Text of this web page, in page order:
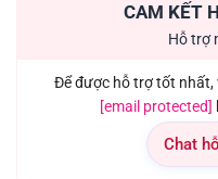
CAM KẾT
Hỗ trợ
Để được hỗ trợ tốt nhất,
[email protected]
Chat